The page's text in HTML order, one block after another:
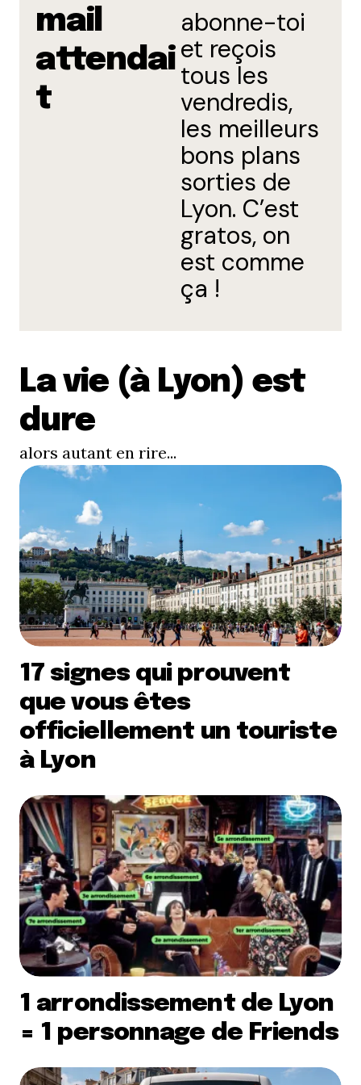
mail
attendai
t
abonne-toi
et reçois
tous les
vendredis,
les meilleurs
bons plans
sorties de
Lyon. C’est
gratos, on
est comme
ça !
La vie (à Lyon) est
dure
alors autant en rire...
17 signes qui prouvent
que vous êtes
officiellement un touriste
à Lyon
1 arrondissement de Lyon
= 1 personnage de Friends